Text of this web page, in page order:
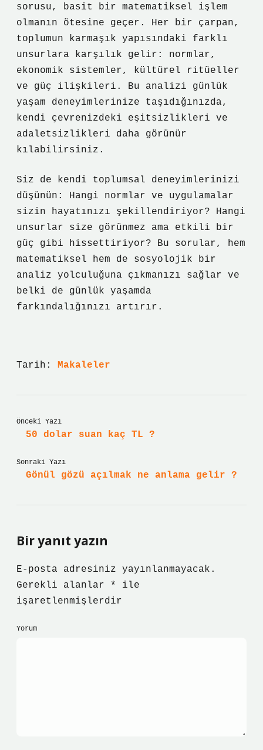
sorusu, basit bir matematiksel işlem
olmanın ötesine geçer. Her bir çarpan,
toplumun karmaşık yapısındaki farklı
unsurlara karşılık gelir: normlar,
ekonomik sistemler, kültürel ritüeller
ve güç ilişkileri. Bu analizi günlük
yaşam deneyimlerinize taşıdığınızda,
kendi çevrenizdeki eşitsizlikleri ve
adaletsizlikleri daha görünür
kılabilirsiniz.
Siz de kendi toplumsal deneyimlerinizi
düşünün: Hangi normlar ve uygulamalar
sizin hayatınızı şekillendiriyor? Hangi
unsurlar size görünmez ama etkili bir
güç gibi hissettiriyor? Bu sorular, hem
matematiksel hem de sosyolojik bir
analiz yolculuğuna çıkmanızı sağlar ve
belki de günlük yaşamda
farkındalığınızı artırır.
Tarih: Makaleler
Önceki Yazı
50 dolar suan kaç TL ?
Sonraki Yazı
Gönül gözü açılmak ne anlama gelir ?
Bir yanıt yazın
E-posta adresiniz yayınlanmayacak.
Gerekli alanlar
*
ile
işaretlenmişlerdir
Yorum